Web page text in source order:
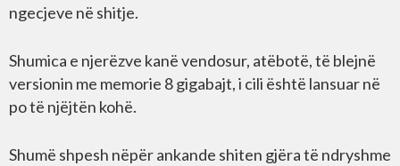
ngecjeve në shitje.
Shumica e njerëzve kanë vendosur, atëbotë, të blejnë
versionin me memorie 8 gigabajt, i cili është lansuar në
po të njëjtën kohë.
Shumë shpesh nëpër ankande shiten gjëra të ndryshme